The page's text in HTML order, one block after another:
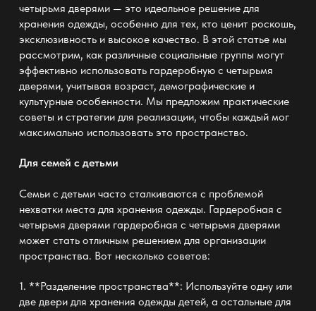
четырьмя дверями— это идеальное решение для
хранения одежды, особенно для тех, кто ценит роскошь,
эксклюзивность и высокое качество. В этой статье мы
рассмотрим, как различные социальные группы могут
эффективно использовать гардеробную с четырьмя
дверями, учитывая возраст, демографические и
культурные особенности. Мы предложим практические
советы и стратегии для реализации, чтобы каждый мог
максимально использовать это пространство.
Для семей с детьми
Семьи с детьми часто сталкиваются с проблемой
нехватки места для хранения одежды. Гардеробная с
четырьмя дверями гардеробная с четырьмя дверями
может стать отличным решением для организации
пространства. Вот несколько советов:
1. **Разделение пространства**: Используйте одну или
две двери для хранения одежды детей, а остальные для